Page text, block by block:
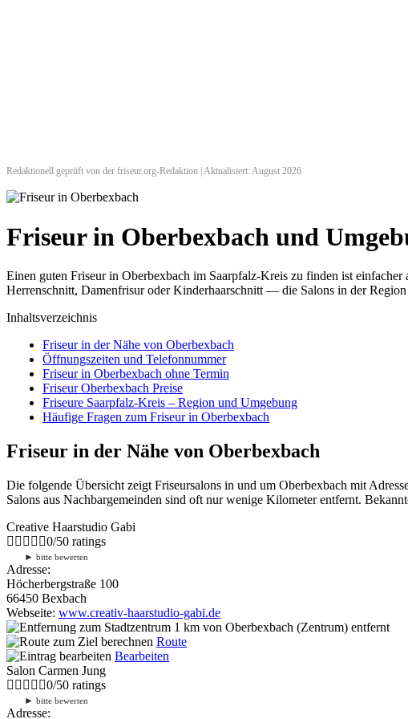
Redaktionell geprüft von der friseur.org-Redaktion | Aktualisiert: August 2026
Friseur in Oberbexbach und
Einen guten Friseur in Oberbexbach im Saarpfalz-Kreis zu finden ist
Herrenschnitt, Damenfrisur oder Kinderhaarschnitt — die Salons in der
Inhaltsverzeichnis
Friseur in der Nähe von Oberbexbach
Öffnungszeiten und Telefonnummer
Friseur in Oberbexbach ohne Termin
Friseur Oberbexbach Preise
Friseure Saarpfalz-Kreis – Region und Umgebung
Häufige Fragen zum Friseur in Oberbexbach
Friseur in der Nähe von Oberbexbach
Die folgende Übersicht zeigt Friseursalons in und um Oberbexbach mit
Salons aus Nachbargemeinden sind oft nur wenige Kilometer entfernt.
Creative Haarstudio Gabi
0/50 ratings
► bitte bewerten
Adresse:
Höcherbergstraße 100
66450 Bexbach
Webseite: www.creativ-haarstudio-gabi.de
1 km von Oberbexbach (Zentrum) entfernt
Route
Bearbeiten
Salon Carmen Jung
0/50 ratings
► bitte bewerten
Adresse: